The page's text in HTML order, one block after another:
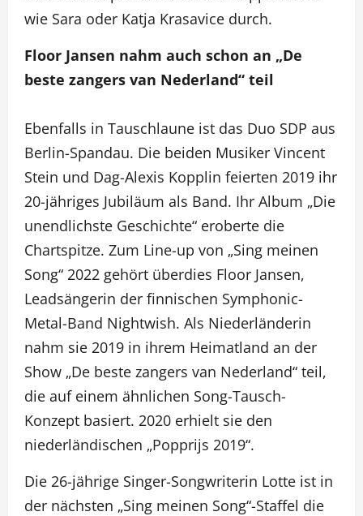
wie Sara oder Katja Krasavice durch.
Floor Jansen nahm auch schon an „De
beste zangers van Nederland“ teil
Ebenfalls in Tauschlaune ist das Duo SDP aus
Berlin-Spandau. Die beiden Musiker Vincent
Stein und Dag-Alexis Kopplin feierten 2019 ihr
20-jähriges Jubiläum als Band. Ihr Album „Die
unendlichste Geschichte“ eroberte die
Chartspitze. Zum Line-up von „Sing meinen
Song“ 2022 gehört überdies Floor Jansen,
Leadsängerin der finnischen Symphonic-
Metal-Band Nightwish. Als Niederländerin
nahm sie 2019 in ihrem Heimatland an der
Show „De beste zangers van Nederland“ teil,
die auf einem ähnlichen Song-Tausch-
Konzept basiert. 2020 erhielt sie den
niederländischen „Popprijs 2019“.
Die 26-jährige Singer-Songwriterin Lotte ist in
der nächsten „Sing meinen Song“-Staffel die